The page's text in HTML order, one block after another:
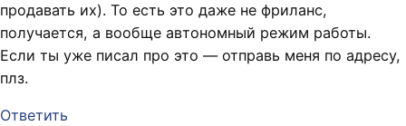
продавать их). То есть это даже не фриланс,
получается, а вообще автономный режим работы.
Если ты уже писал про это — отправь меня по адресу,
плз.
Ответить